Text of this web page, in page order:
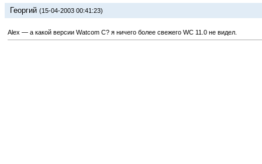
Георгий (15-04-2003 00:41:23)
Alex — а какой версии Watcom C? я ничего более свежего WC 11.0 не видел.